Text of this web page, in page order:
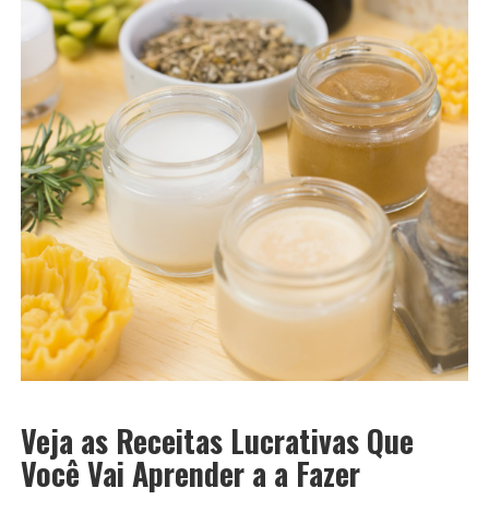
Veja as Receitas Lucrativas Que
Você Vai Aprender a a Fazer